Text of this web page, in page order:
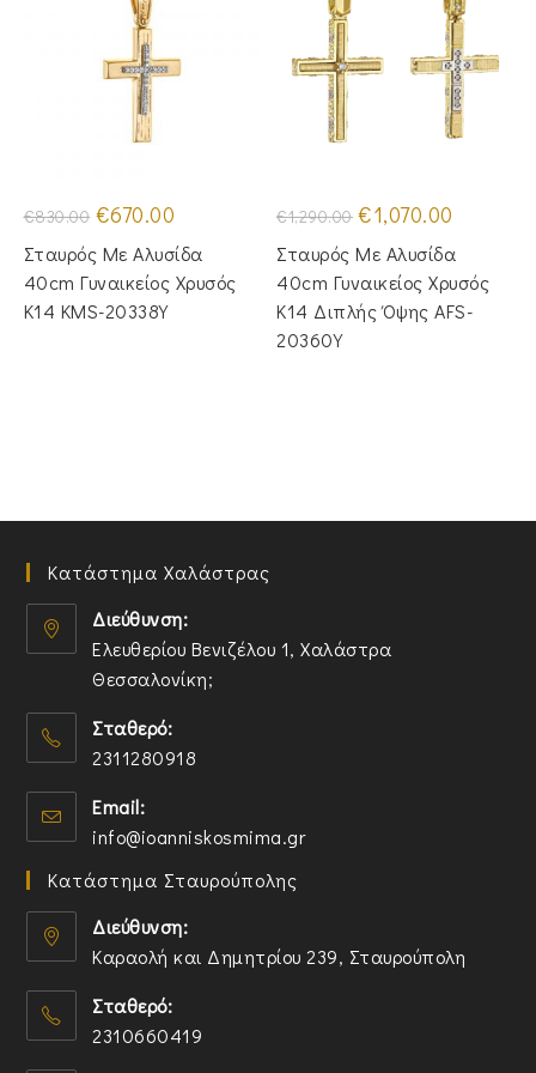
€830.00 Original
price
was:
€830.00.
€670.00
τιμή
είναι:
€670.00.
Σταυρός Με Αλυσίδα
40cm Γυναικείος Χρυσός
Κ14 KMS-20338Y
€1,290.00 Original
price
was:
€1,290.00.
€1,070.00
είναι:
€1,070.00.
Σταυρός Με Αλυσίδα
40cm Γυναικείος Χρυσός
Κ14 Διπλής Όψης AFS-
20360Y
Κατάστημα Χαλάστρας
Διεύθυνση:
Ελευθερίου Βενιζέλου 1, Χαλάστρα
Θεσσαλονίκη;
p
e
s
i
a
n
e
w
t
a
b
Σταθερό:
2311280918
p
e
s
n
y
o
u
r
Email:
info@ioanniskosmima.grO
i
Κατάστημα Σταυρούπολης
Διεύθυνση:
Καραολή και Δημητρίου 239, Σταυρούπολη
p
e
Σταθερό:
2310660419